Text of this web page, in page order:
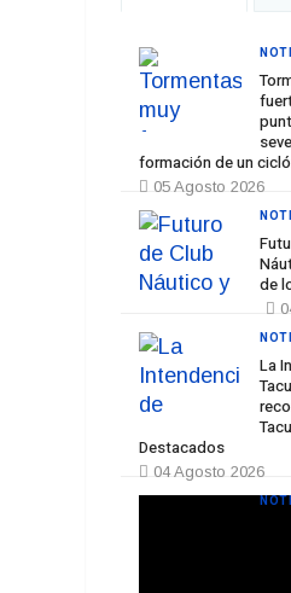
formación de un
05 Agosto 2026
de
La
Destacados
04 Agosto 2026